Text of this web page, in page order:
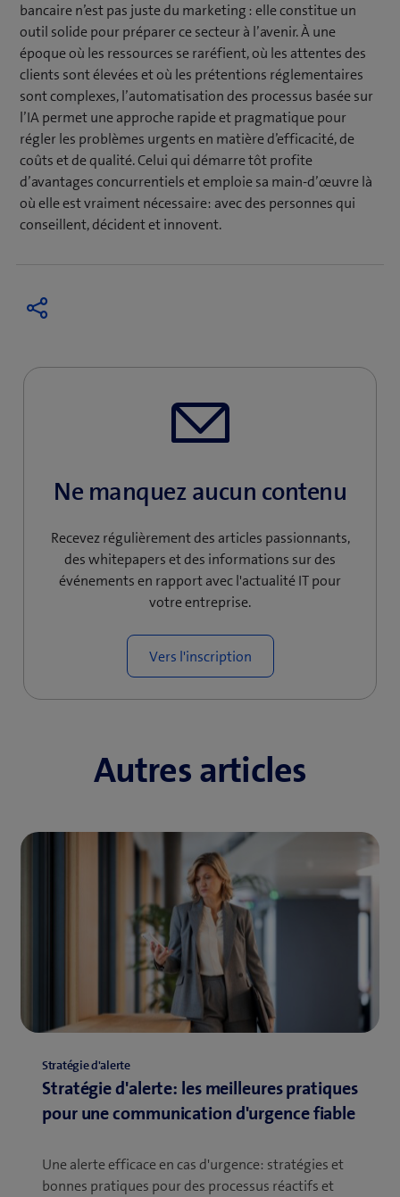
bancaire n’est pas juste du marketing : elle constitue un
outil solide pour préparer ce secteur à l’avenir. À une
époque où les ressources se raréfient, où les attentes des
clients sont élevées et où les prétentions réglementaires
sont complexes, l’automatisation des processus basée sur
l’IA permet une approche rapide et pragmatique pour
régler les problèmes urgents en matière d’efficacité, de
coûts et de qualité. Celui qui démarre tôt profite
d’avantages concurrentiels et emploie sa main-d’œuvre là
où elle est vraiment nécessaire: avec des personnes qui
conseillent, décident et innovent.
Ne manquez aucun contenu
Recevez régulièrement des articles passionnants,
des whitepapers et des informations sur des
événements en rapport avec l'actualité IT pour
votre entreprise.
Vers l'inscription
Autres articles
Stratégie d'alerte
Stratégie d'alerte: les meilleures pratiques
pour une communication d'urgence fiable
Une alerte efficace en cas d'urgence: stratégies et
bonnes pratiques pour des processus réactifs et